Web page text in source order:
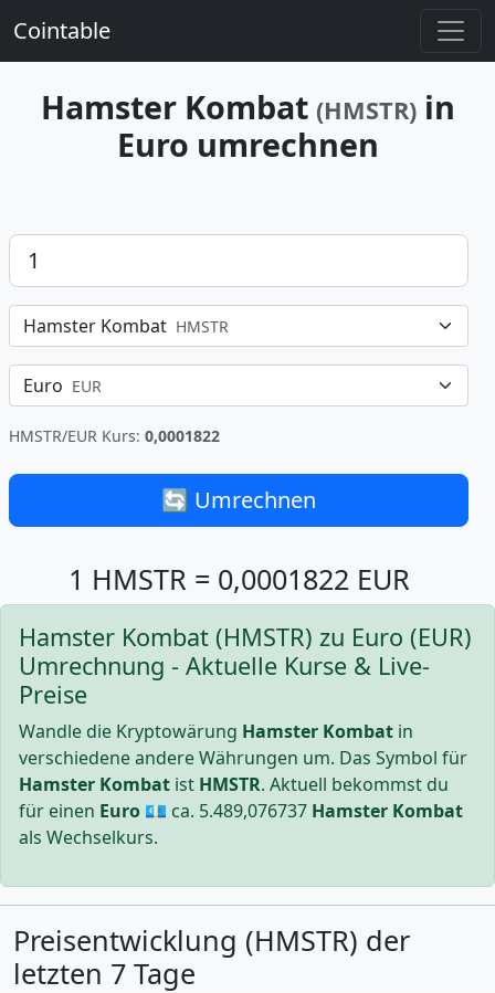
Cointable
Hamster Kombat (HMSTR)in
Euro umrechnen
Betrag
Hamster Kombat HMSTR
Euro EUR
HMSTR/EUR Kurs: 0,0001822
🔄 Umrechnen
1 HMSTR = 0,0001822 EUR
Hamster Kombat (HMSTR) zu Euro (EUR)
Umrechnung - Aktuelle Kurse & Live-
Preise
Wandle die Kryptowärung Hamster Kombat in
verschiedene andere Währungen um. Das Symbol für
Hamster Kombat ist HMSTR. Aktuell bekommst du
für einen Euro 💶 ca. 5.489,076737 Hamster Kombat
als Wechselkurs.
Preisentwicklung (HMSTR) der
letzten 7 Tage